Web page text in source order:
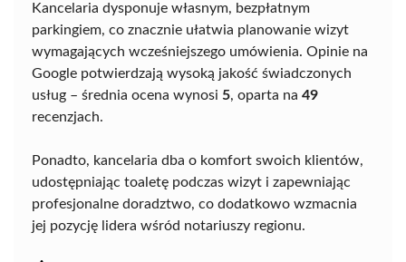
Kancelaria dysponuje własnym, bezpłatnym
parkingiem, co znacznie ułatwia planowanie wizyt
wymagających wcześniejszego umówienia. Opinie na
Google potwierdzają wysoką jakość świadczonych
usług – średnia ocena wynosi 5, oparta na 49
recenzjach.
Ponadto, kancelaria dba o komfort swoich klientów,
udostępniając toaletę podczas wizyt i zapewniając
profesjonalne doradztwo, co dodatkowo wzmacnia
jej pozycję lidera wśród notariuszy regionu.